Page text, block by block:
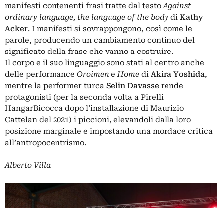
manifesti contenenti frasi tratte dal testoAgainst
ordinary language, the language of the body di Kathy
Acker. I manifesti si sovrappongono, così come le
parole, producendo un cambiamento continuo del
significato della frase che vanno a costruire.
Il corpo e il suo linguaggio sono stati al centro anche
delle performance Oroimen eHome di Akira Yoshida,
mentre la performer turca Selin Davasse rende
protagonisti (per la seconda volta a Pirelli
HangarBicocca dopo l’installazione di Maurizio
Cattelan del 2021) i piccioni, elevandoli dalla loro
posizione marginale e impostando una mordace critica
all’antropocentrismo.
Alberto Villa